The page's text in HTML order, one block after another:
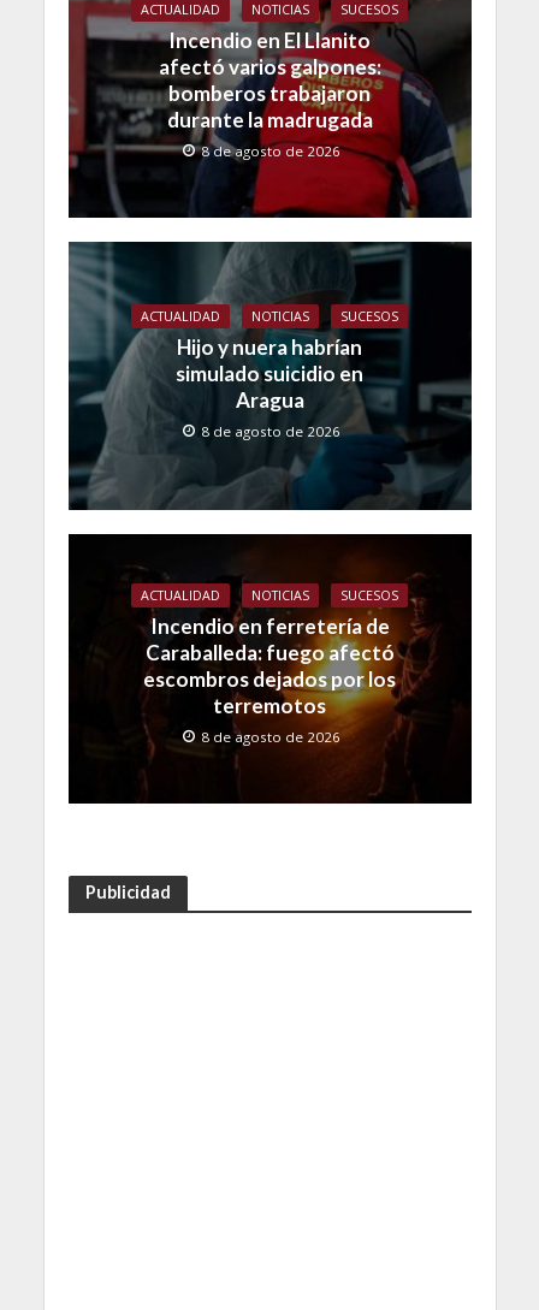
ACTUALIDAD NOTICIAS SUCESOS
Incendio en El Llanito
afectó varios galpones:
bomberos trabajaron
durante la madrugada
8 de agosto de 2026
ACTUALIDAD NOTICIAS SUCESOS
Hijo y nuera habrían
simulado suicidio en
Aragua
8 de agosto de 2026
ACTUALIDAD NOTICIAS SUCESOS
Incendio en ferretería de
Caraballeda: fuego afectó
escombros dejados por los
terremotos
8 de agosto de 2026
Publicidad